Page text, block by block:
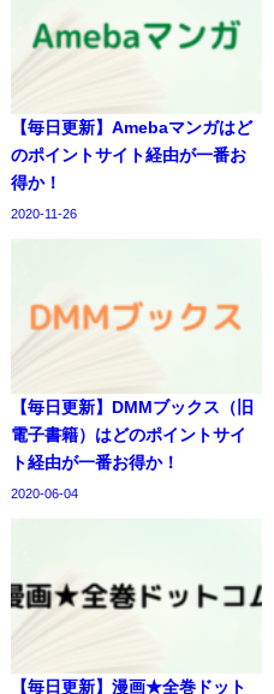
【毎日更新】Amebaマンガはど
のポイントサイト経由が一番お
得か！
2020-11-26
【毎日更新】DMMブックス（旧
電子書籍）はどのポイントサイ
ト経由が一番お得か！
2020-06-04
【毎日更新】漫画★全巻ドット